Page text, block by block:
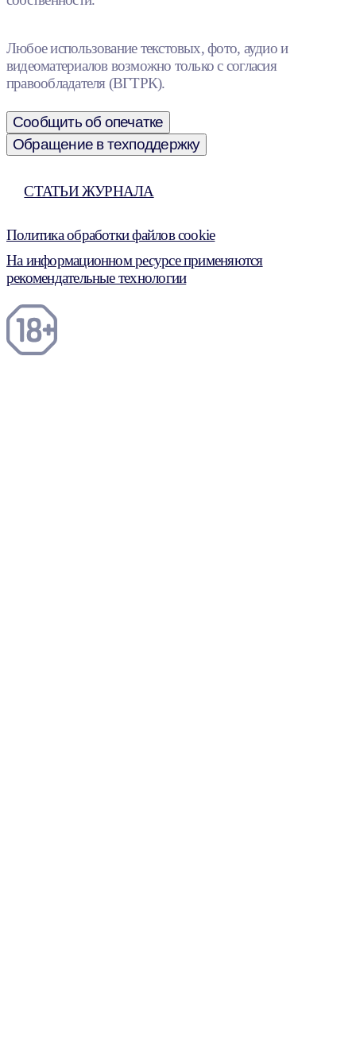
Любое использование текстовых, фото, аудио и
видеоматериалов возможно только с согласия
правообладателя (ВГТРК).
Сообщить об опечатке
Обращение в техподдержку
СТАТЬИ ЖУРНАЛА
Политика обработки файлов cookie
На информационном ресурсе применяются
рекомендательные технологии